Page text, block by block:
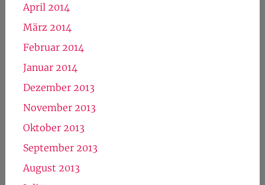
November 2014
Oktober 2014
September 2014
August 2014
Juli 2014
Juni 2014
Mai 2014
April 2014
März 2014